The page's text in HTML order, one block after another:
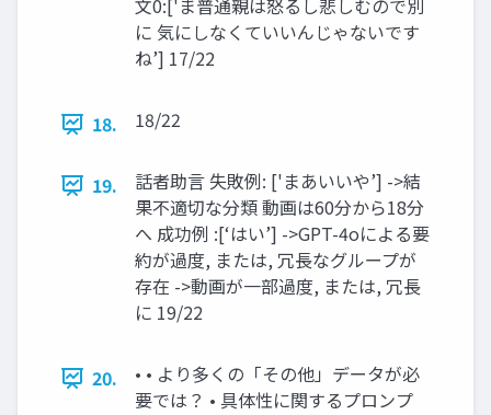
文0:['ま普通親は怒るし悲しむので別
に 気にしなくていいんじゃないです
ね’] 17/22
18. 18/22
19.
話者助言 失敗例: ['まあいいや’] ->結
果不適切な分類 動画は60分から18分
へ 成功例 :[‘はい’] ->GPT-4oによる要
約が過度, または, 冗長なグループが
存在 ->動画が一部過度, または, 冗長
に 19/22
20.
• • より多くの「その他」データが必
要では？ • 具体性に関するプロンプ